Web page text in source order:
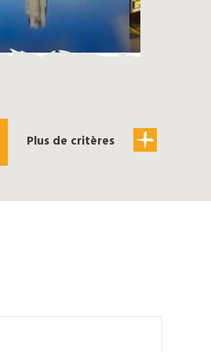
Plus de critères